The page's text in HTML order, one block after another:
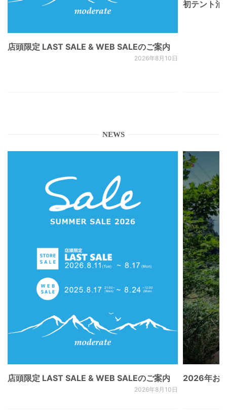
店頭限定 LAST SALE & WEB SALEのご案内
2026年8月10日
初テント
NEWS
店頭限定 LAST SALE & WEB SALEのご案内
2026年8月10日
2026年お